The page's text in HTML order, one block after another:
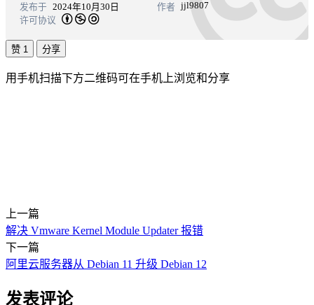
作者 jjl9807
发布于
2024年10月30日
许可协议
赞 1 分享
用手机扫描下方二维码可在手机上浏览和分享
上一篇
解决 Vmware Kernel Module Updater 报错
下一篇
阿里云服务器从 Debian 11 升级 Debian 12
发表评论